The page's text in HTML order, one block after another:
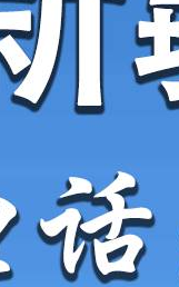
新闻办
积金管
心
球最大